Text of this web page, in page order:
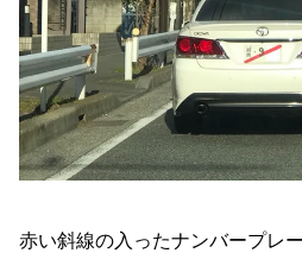
赤い斜線の入ったナンバープレ